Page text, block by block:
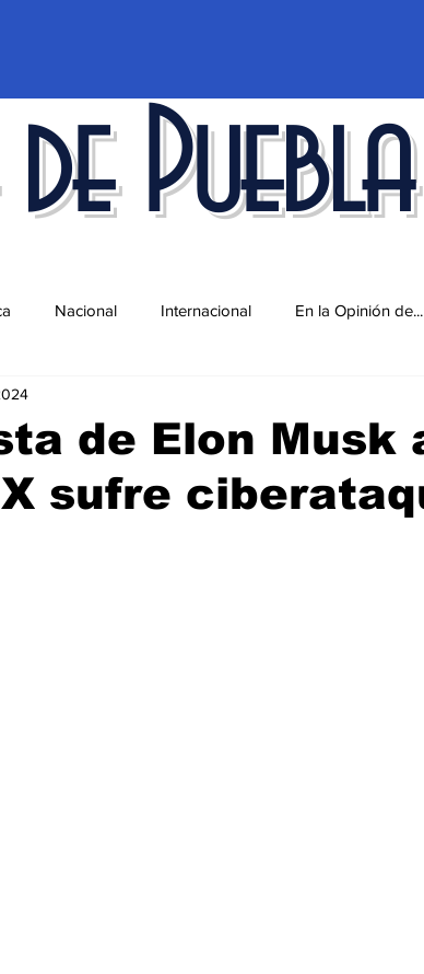
Puebla
Nacional Internacional En la Opinión de...
de Elon Musk
sufre